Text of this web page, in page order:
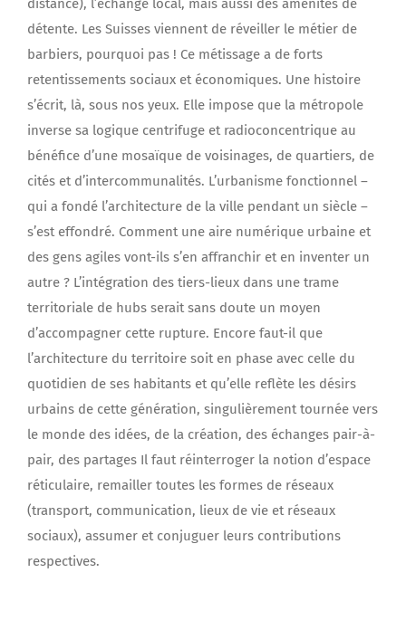
distance), l’échange local, mais aussi des aménités de
détente. Les Suisses viennent de réveiller le métier de
barbiers, pourquoi pas ! Ce métissage a de forts
retentissements sociaux et économiques. Une histoire
s’écrit, là, sous nos yeux. Elle impose que la métropole
inverse sa logique centrifuge et radioconcentrique au
bénéfice d’une mosaïque de voisinages, de quartiers, de
cités et d’intercommunalités. L’urbanisme fonctionnel –
qui a fondé l’architecture de la ville pendant un siècle –
s’est effondré. Comment une aire numérique urbaine et
des gens agiles vont-ils s’en affranchir et en inventer un
autre ? L’intégration des tiers-lieux dans une trame
territoriale de hubs serait sans doute un moyen
d’accompagner cette rupture. Encore faut-il que
l’architecture du territoire soit en phase avec celle du
quotidien de ses habitants et qu’elle reflète les désirs
urbains de cette génération, singulièrement tournée vers
le monde des idées, de la création, des échanges pair-à-
pair, des partages Il faut réinterroger la notion d’espace
réticulaire, remailler toutes les formes de réseaux
(transport, communication, lieux de vie et réseaux
sociaux), assumer et conjuguer leurs contributions
respectives.